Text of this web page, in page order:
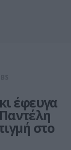
έφευγα
στο